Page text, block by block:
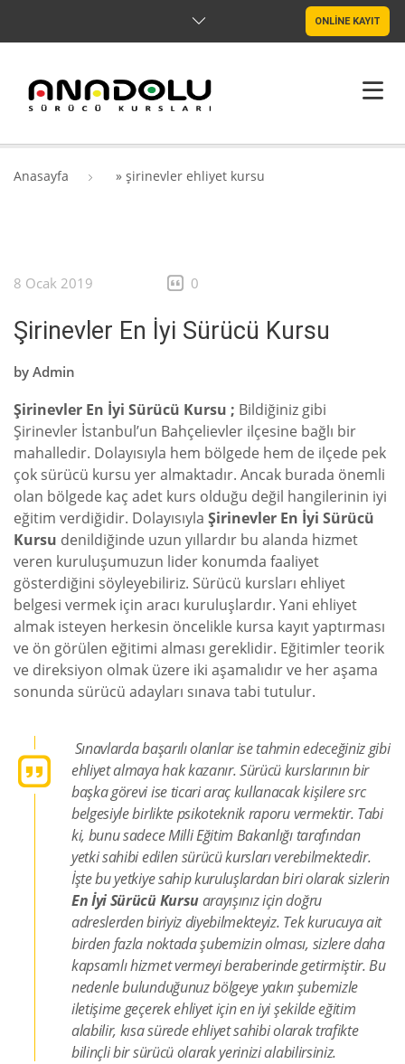
ONLİNE KAYIT
SRC & PSIKOTEKNIK
BLOG
İLETIŞIM
Anasayfa » şirinevler ehliyet kursu
8 Ocak 2019 0
Şirinevler En İyi Sürücü Kursu
by Admin
Şirinevler En İyi Sürücü Kursu ; Bildiğiniz gibi
Şirinevler İstanbul’un Bahçelievler ilçesine bağlı bir
mahalledir. Dolayısıyla hem bölgede hem de ilçede pek
çok sürücü kursu yer almaktadır. Ancak burada önemli
olan bölgede kaç adet kurs olduğu değil hangilerinin iyi
eğitim verdiğidir. Dolayısıyla Şirinevler En İyi Sürücü
Kursu denildiğinde uzun yıllardır bu alanda hizmet
veren kuruluşumuzun lider konumda faaliyet
gösterdiğini söyleyebiliriz. Sürücü kursları ehliyet
belgesi vermek için aracı kuruluşlardır. Yani ehliyet
almak isteyen herkesin öncelikle kursa kayıt yaptırması
ve ön görülen eğitimi alması gereklidir. Eğitimler teorik
ve direksiyon olmak üzere iki aşamalıdır ve her aşama
sonunda sürücü adayları sınava tabi tutulur.
Sınavlarda başarılı olanlar ise tahmin edeceğiniz gibi
ehliyet almaya hak kazanır. Sürücü kurslarının bir
başka görevi ise ticari araç kullanacak kişilere src
belgesiyle birlikte psikoteknik raporu vermektir. Tabi
ki, bunu sadece Milli Eğitim Bakanlığı tarafından
yetki sahibi edilen sürücü kursları verebilmektedir.
İşte bu yetkiye sahip kuruluşlardan biri olarak sizlerin
En İyi Sürücü Kursuarayışınız için doğru
adreslerden biriyiz diyebilmekteyiz. Tek kurucuya ait
birden fazla noktada şubemizin olması, sizlere daha
kapsamlı hizmet vermeyi beraberinde getirmiştir. Bu
nedenle bulunduğunuz bölgeye yakın şubemizle
iletişime geçerek ehliyet için en iyi şekilde eğitim
alabilir, kısa sürede ehliyet sahibi olarak trafikte
bilinçli bir sürücü olarak yerinizi alabilirsiniz.